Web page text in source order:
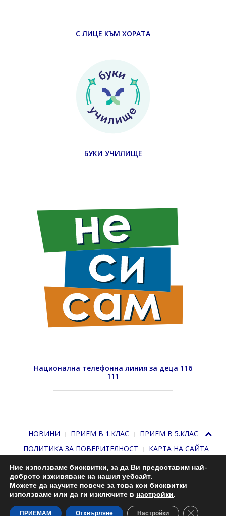
С ЛИЦЕ КЪМ ХОРАТА
БУКИ УЧИЛИЩЕ
Национална телефонна линия за деца 116
111
НОВИНИ ПРИЕМ В 1.КЛАС
ПРИЕМ В 5.КЛАС
ПОЛИТИКА ЗА ПОВЕРИТЕЛНОСТ
КАРТА НА САЙТА
С подкрепата наНиколай Комнев. 2013-2026
Ние използваме бисквитки, за да Ви предоставим най-
доброто изживяване на нашия уебсайт.
Можете да научите повече за това кои бисквитки
използваме или да ги изключите в настройки.
ПРИЕМАМ Отхвърляне Настройки Close